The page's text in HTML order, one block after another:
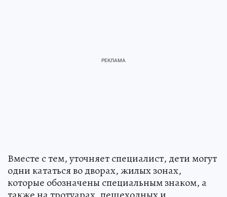
Вместе с тем, уточняет специалист, дети могут
одни кататься во дворах, жилых зонах,
которые обозначены специальным знаком, а